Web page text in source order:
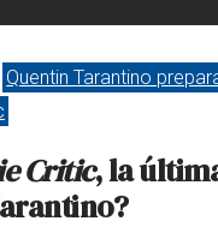
Quentin Tarantino
Critic, la